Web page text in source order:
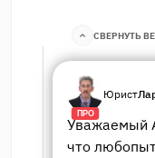
СВЕРНУТЬ
ПРО
Юрист
Уважаемый
что